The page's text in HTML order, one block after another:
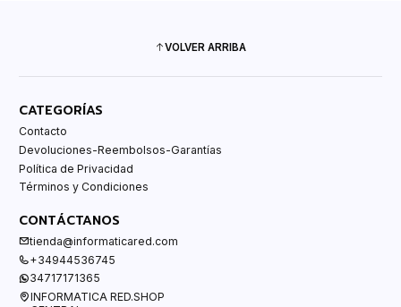
VOLVER ARRIBA
CATEGORÍAS
Contacto
Devoluciones-Reembolsos-Garantías
Política de Privacidad
Términos y Condiciones
CONTÁCTANOS
tienda@informaticared.com
+34944536745
34717171365
INFORMATICA RED.SHOP